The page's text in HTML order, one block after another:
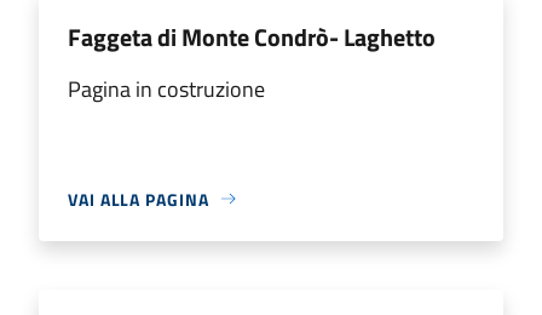
Faggeta di Monte Condrò- Laghetto
Pagina in costruzione
VAI ALLA PAGINA